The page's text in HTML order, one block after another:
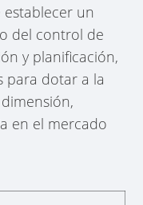
un
del control de
y planificación,
para dotar a la
en el mercado